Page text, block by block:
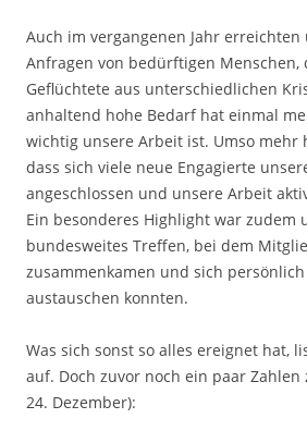
Auch im vergangenen Jahr erreichten
Anfragen von bedürftigen Menschen,
Geflüchtete aus unterschiedlichen
anhaltend hohe Bedarf hat einmal
wichtig unsere Arbeit ist. Umso mehr
dass sich viele neue Engagierte
angeschlossen und unsere Arbeit
Ein besonderes Highlight war zudem
bundesweites Treffen, bei dem
zusammenkamen und sich
austauschen konnten.
Was sich sonst so alles ereignet hat,
auf. Doch zuvor noch ein paar Zahlen
24. Dezember):